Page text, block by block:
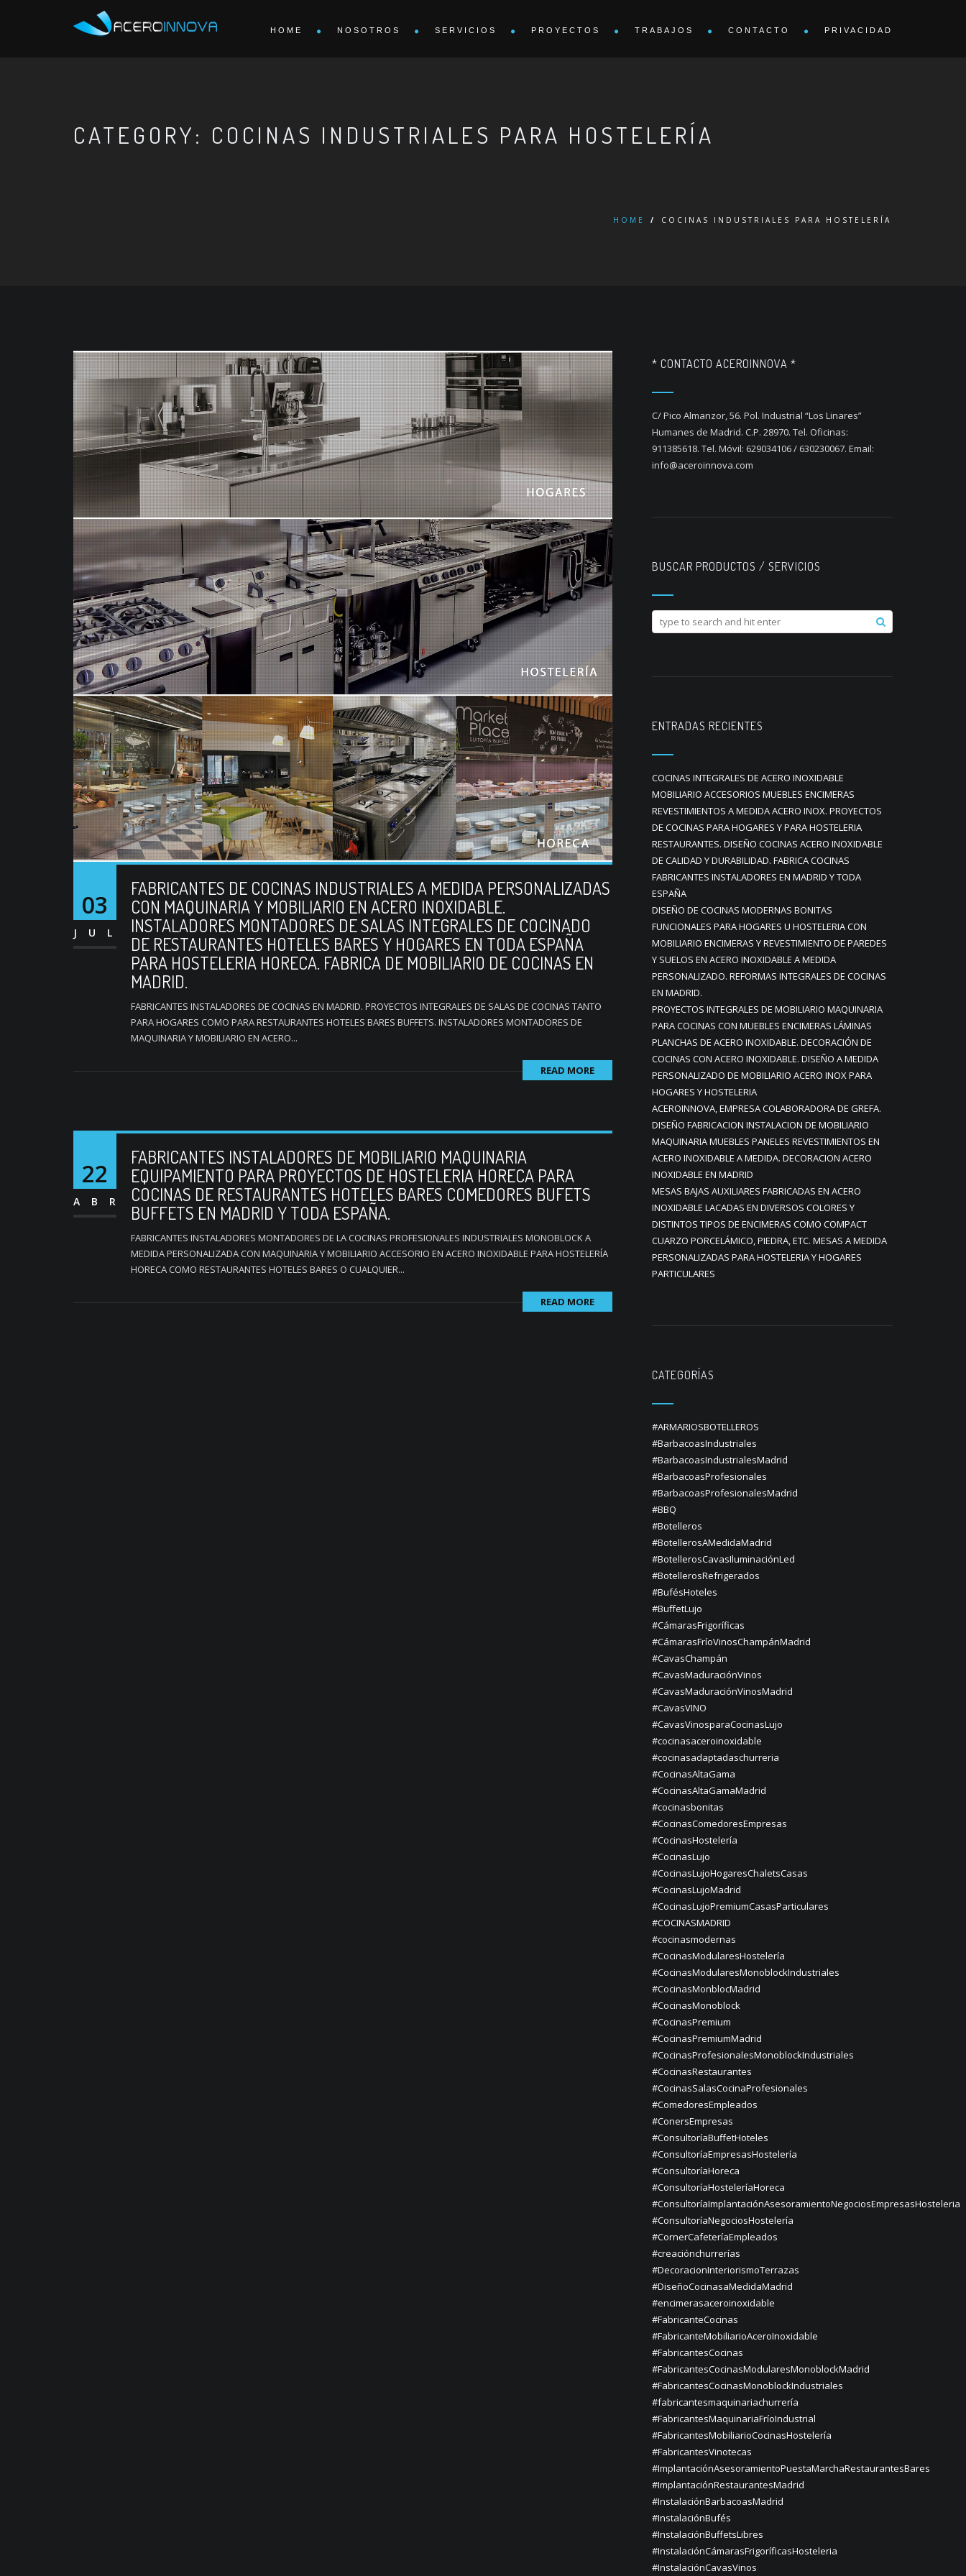
HOME NOSOTROS SERVICIOS PROYECTOS TRABAJOS CONTACTO PRIVACIDAD
CATEGORY: COCINAS INDUSTRIALES PARA HOSTELERÍA
HOME / COCINAS INDUSTRIALES PARA HOSTELERÍA
03
JUL
FABRICANTES DE COCINAS INDUSTRIALES A MEDIDA PERSONALIZADAS
CON MAQUINARIA Y MOBILIARIO EN ACERO INOXIDABLE.
INSTALADORES MONTADORES DE SALAS INTEGRALES DE COCINADO
DE RESTAURANTES HOTELES BARES Y HOGARES EN TODA ESPAÑA
PARA HOSTELERIA HORECA. FABRICA DE MOBILIARIO DE COCINAS EN
MADRID.
FABRICANTES INSTALADORES DE COCINAS EN MADRID. PROYECTOS INTEGRALES DE SALAS DE COCINAS TANTO
PARA HOGARES COMO PARA RESTAURANTES HOTELES BARES BUFFETS. INSTALADORES MONTADORES DE
MAQUINARIA Y MOBILIARIO EN ACERO...
READ MORE
22
ABR
FABRICANTES INSTALADORES DE MOBILIARIO MAQUINARIA
EQUIPAMIENTO PARA PROYECTOS DE HOSTELERIA HORECA PARA
COCINAS DE RESTAURANTES HOTELES BARES COMEDORES BUFETS
BUFFETS EN MADRID Y TODA ESPAÑA.
FABRICANTES INSTALADORES MONTADORES DE LA COCINAS PROFESIONALES INDUSTRIALES MONOBLOCK A
MEDIDA PERSONALIZADA CON MAQUINARIA Y MOBILIARIO ACCESORIO EN ACERO INOXIDABLE PARA HOSTELERÍA
HORECA COMO RESTAURANTES HOTELES BARES O CUALQUIER...
READ MORE
* CONTACTO ACEROINNOVA *
C/ Pico Almanzor, 56. Pol. Industrial “Los Linares”
Humanes de Madrid. C.P. 28970. Tel. Oficinas:
911385618. Tel. Móvil: 629034106 / 630230067. Email:
info@aceroinnova.com
BUSCAR PRODUCTOS / SERVICIOS
ENTRADAS RECIENTES
COCINAS INTEGRALES DE ACERO INOXIDABLE
MOBILIARIO ACCESORIOS MUEBLES ENCIMERAS
REVESTIMIENTOS A MEDIDA ACERO INOX. PROYECTOS
DE COCINAS PARA HOGARES Y PARA HOSTELERIA
RESTAURANTES. DISEÑO COCINAS ACERO INOXIDABLE
DE CALIDAD Y DURABILIDAD. FABRICA COCINAS
FABRICANTES INSTALADORES EN MADRID Y TODA
ESPAÑA
DISEÑO DE COCINAS MODERNAS BONITAS
FUNCIONALES PARA HOGARES U HOSTELERIA CON
MOBILIARIO ENCIMERAS Y REVESTIMIENTO DE PAREDES
Y SUELOS EN ACERO INOXIDABLE A MEDIDA
PERSONALIZADO. REFORMAS INTEGRALES DE COCINAS
EN MADRID.
PROYECTOS INTEGRALES DE MOBILIARIO MAQUINARIA
PARA COCINAS CON MUEBLES ENCIMERAS LÁMINAS
PLANCHAS DE ACERO INOXIDABLE. DECORACIÓN DE
COCINAS CON ACERO INOXIDABLE. DISEÑO A MEDIDA
PERSONALIZADO DE MOBILIARIO ACERO INOX PARA
HOGARES Y HOSTELERIA
ACEROINNOVA, EMPRESA COLABORADORA DE GREFA.
DISEÑO FABRICACION INSTALACION DE MOBILIARIO
MAQUINARIA MUEBLES PANELES REVESTIMIENTOS EN
ACERO INOXIDABLE A MEDIDA. DECORACION ACERO
INOXIDABLE EN MADRID
MESAS BAJAS AUXILIARES FABRICADAS EN ACERO
INOXIDABLE LACADAS EN DIVERSOS COLORES Y
DISTINTOS TIPOS DE ENCIMERAS COMO COMPACT
CUARZO PORCELÁMICO, PIEDRA, ETC. MESAS A MEDIDA
PERSONALIZADAS PARA HOSTELERIA Y HOGARES
PARTICULARES
CATEGORÍAS
#ARMARIOSBOTELLEROS
#BarbacoasIndustriales
#BarbacoasIndustrialesMadrid
#BarbacoasProfesionales
#BarbacoasProfesionalesMadrid
#BBQ
#Botelleros
#BotellerosAMedidaMadrid
#BotellerosCavasIluminaciónLed
#BotellerosRefrigerados
#BufésHoteles
#BuffetLujo
#CámarasFrigoríficas
#CámarasFríoVinosChampánMadrid
#CavasChampán
#CavasMaduraciónVinos
#CavasMaduraciónVinosMadrid
#CavasVINO
#CavasVinosparaCocinasLujo
#cocinasaceroinoxidable
#cocinasadaptadaschurreria
#CocinasAltaGama
#CocinasAltaGamaMadrid
#cocinasbonitas
#CocinasComedoresEmpresas
#CocinasHostelería
#CocinasLujo
#CocinasLujoHogaresChaletsCasas
#CocinasLujoMadrid
#CocinasLujoPremiumCasasParticulares
#COCINASMADRID
#cocinasmodernas
#CocinasModularesHostelería
#CocinasModularesMonoblockIndustriales
#CocinasMonblocMadrid
#CocinasMonoblock
#CocinasPremium
#CocinasPremiumMadrid
#CocinasProfesionalesMonoblockIndustriales
#CocinasRestaurantes
#CocinasSalasCocinaProfesionales
#ComedoresEmpleados
#ConersEmpresas
#ConsultoríaBuffetHoteles
#ConsultoríaEmpresasHostelería
#ConsultoríaHoreca
#ConsultoríaHosteleríaHoreca
#ConsultoríaImplantaciónAsesoramientoNegociosEmpresasHosteleria
#ConsultoríaNegociosHostelería
#CornerCafeteríaEmpleados
#creaciónchurrerías
#DecoracionInteriorismoTerrazas
#DiseñoCocinasaMedidaMadrid
#encimerasaceroinoxidable
#FabricanteCocinas
#FabricanteMobiliarioAceroInoxidable
#FabricantesCocinas
#FabricantesCocinasModularesMonoblockMadrid
#FabricantesCocinasMonoblockIndustriales
#fabricantesmaquinariachurrería
#FabricantesMaquinariaFríoIndustrial
#FabricantesMobiliarioCocinasHostelería
#FabricantesVinotecas
#ImplantaciónAsesoramientoPuestaMarchaRestaurantesBares
#ImplantaciónRestaurantesMadrid
#InstalaciónBarbacoasMadrid
#InstalaciónBufés
#InstalaciónBuffetsLibres
#InstalaciónCámarasFrigoríficasHosteleria
#InstalaciónCavasVinos